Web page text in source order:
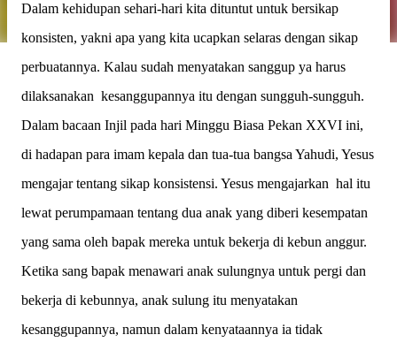
Dalam kehidupan sehari-hari kita dituntut untuk bersikap
konsisten, yakni apa yang kita ucapkan selaras dengan sikap
perbuatannya. Kalau sudah menyatakan sanggup ya harus
dilaksanakan kesanggupannya itu dengan sungguh-sungguh.
Dalam bacaan Injil pada hari Minggu Biasa Pekan XXVI ini,
di hadapan para imam kepala dan tua-tua bangsa Yahudi, Yesus
mengajar tentang sikap konsistensi. Yesus mengajarkan hal itu
lewat perumpamaan tentang dua anak yang diberi kesempatan
yang sama oleh bapak mereka untuk bekerja di kebun anggur.
Ketika sang bapak menawari anak sulungnya untuk pergi dan
bekerja di kebunnya, anak sulung itu menyatakan
kesanggupannya, namun dalam kenyataannya ia tidak